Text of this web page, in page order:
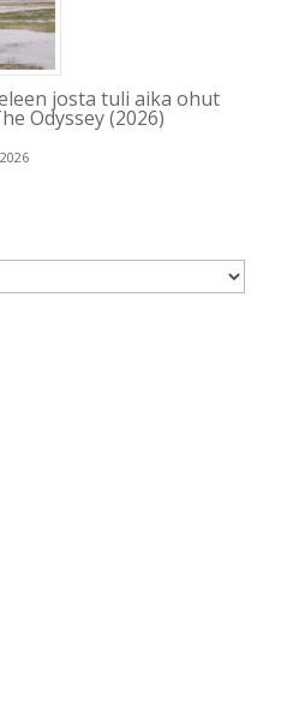
josta tuli aika ohut
Odyssey (2026)